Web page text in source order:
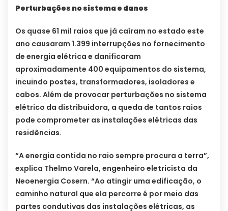
Perturbações no sistema e danos
Os quase 61 mil raios que já caíram no estado este
ano causaram 1.399 interrupções no fornecimento
de energia elétrica e danificaram
aproximadamente 400 equipamentos do sistema,
incuindo postes, transformadores, isoladores e
cabos. Além de provocar perturbações no sistema
elétrico da distribuidora, a queda de tantos raios
pode comprometer as instalações elétricas das
residências.
“A energia contida no raio sempre procura a terra”,
explica Thelmo Varela, engenheiro eletricista da
Neoenergia Cosern. “Ao atingir uma edificação, o
caminho natural que ela percorre é por meio das
partes condutivas das instalações elétricas, as